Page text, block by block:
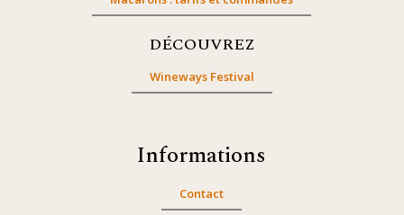
DÉCOUVREZ
Wineways Festival
Informations
Contact